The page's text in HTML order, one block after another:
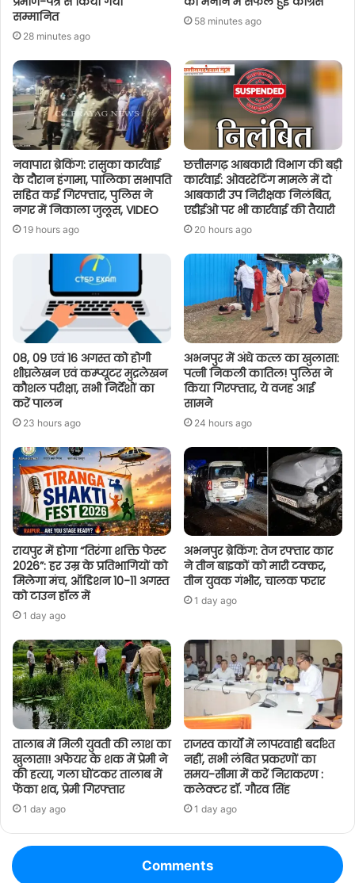
सम्मानित
28 minutes ago
58 minutes ago
नवापारा ब्रेकिंग: रासुका कार्रवाई
के दौरान हंगामा, पालिका सभापति
सहित कई गिरफ्तार, पुलिस ने
नगर में निकाला जुलूस, VIDEO
19 hours ago
छत्तीसगढ़ आबकारी विभाग की बड़ी
कार्रवाई: ओवररेटिंग मामले में दो
आबकारी उप निरीक्षक निलंबित,
एडीईओ पर भी कार्रवाई की तैयारी
20 hours ago
08, 09 एवं 16 अगस्त को होगी
शीघ्रलेखन एवं कम्प्यूटर मुद्रलेखन
कौशल परीक्षा, सभी निर्देशों का
करें पालन
23 hours ago
अभनपुर में अंधे कत्ल का खुलासा:
पत्नी निकली कातिल! पुलिस ने
किया गिरफ्तार, ये वजह आई
सामने
24 hours ago
रायपुर में होगा “तिरंगा शक्ति फेस्ट
2026”: हर उम्र के प्रतिभागियों को
मिलेगा मंच, ऑडिशन 10-11 अगस्त
को टाउन हॉल में
1 day ago
अभनपुर ब्रेकिंग: तेज रफ्तार कार
ने तीन बाइकों को मारी टक्कर,
तीन युवक गंभीर, चालक फरार
1 day ago
तालाब में मिली युवती की लाश का
खुलासा! अफेयर के शक में प्रेमी ने
की हत्या, गला घोंटकर तालाब में
फेंका शव, प्रेमी गिरफ्तार
1 day ago
राजस्व कार्यों में लापरवाही बर्दाश्त
नहीं, सभी लंबित प्रकरणों का
समय-सीमा में करें निराकरण :
कलेक्टर डॉ. गौरव सिंह
1 day ago
Comments